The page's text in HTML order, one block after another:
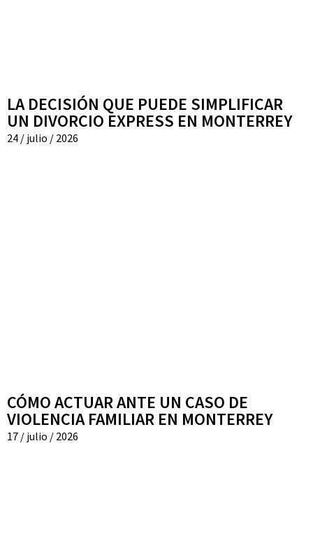
LA DECISIÓN QUE PUEDE SIMPLIFICAR
UN DIVORCIO EXPRESS EN MONTERREY
24 / julio / 2026
CÓMO ACTUAR ANTE UN CASO DE
VIOLENCIA FAMILIAR EN MONTERREY
17 / julio / 2026